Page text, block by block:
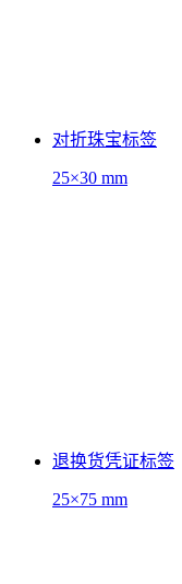
对折珠宝标签
25×30 mm
退换货凭证标签
25×75 mm